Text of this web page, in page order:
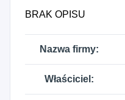
BRAK OPISU
Nazwa firmy:
Właściciel: